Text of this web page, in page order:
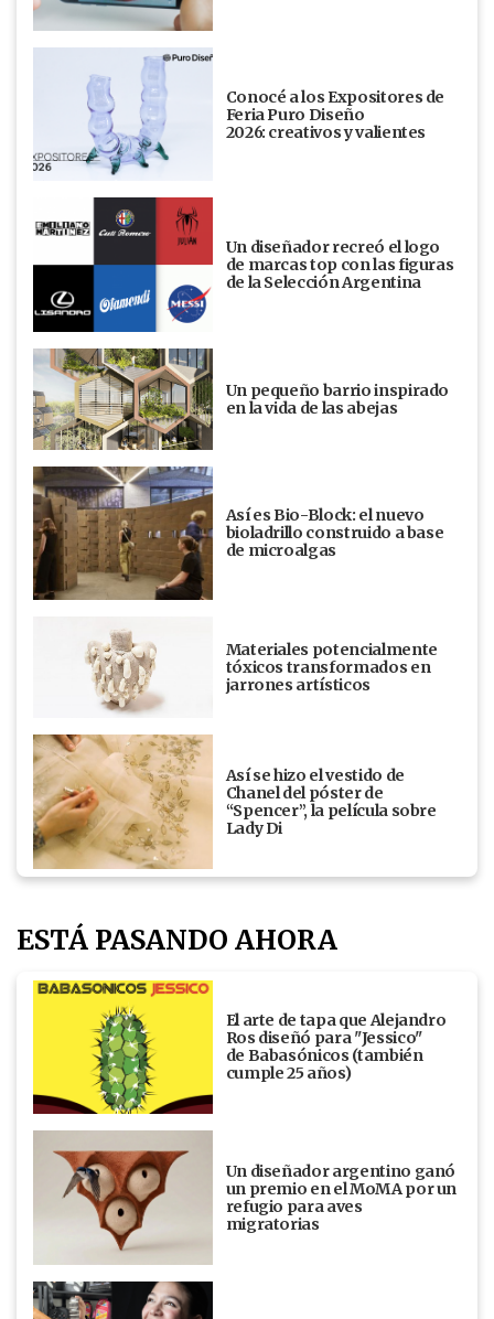
Conocé a los Expositores de
Feria Puro Diseño
2026: creativos y valientes
Un diseñador recreó el logo
de marcas top con las figuras
de la Selección Argentina
Un pequeño barrio inspirado
en la vida de las abejas
Así es Bio-Block: el nuevo
bioladrillo construido a base
de microalgas
Materiales potencialmente
tóxicos transformados en
jarrones artísticos
Así se hizo el vestido de
Chanel del póster de
“Spencer”, la película sobre
Lady Di
ESTÁ PASANDO AHORA
El arte de tapa que Alejandro
Ros diseñó para "Jessico"
de Babasónicos (también
cumple 25 años)
Un diseñador argentino ganó
un premio en el MoMA por un
refugio para aves
migratorias